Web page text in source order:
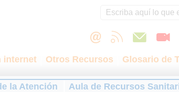
internet Otros Recursos
Glosario de
la Atención
Aula de Recursos